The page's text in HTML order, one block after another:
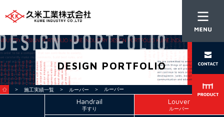
DESIGN PORTFOLIO
＞ 施工実績一覧 ＞ ルーバー ＞ ルーバー
Handrail
手すり
Louver
ルーバー